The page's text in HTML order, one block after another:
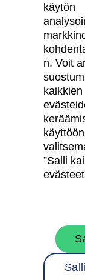
Asiakkaiden
Vastuullisuus
Käyttöehdot
Oma
Tietoa
Töihin meille
käytön
n. Voit
kaikkien
käyttöön
”Salli